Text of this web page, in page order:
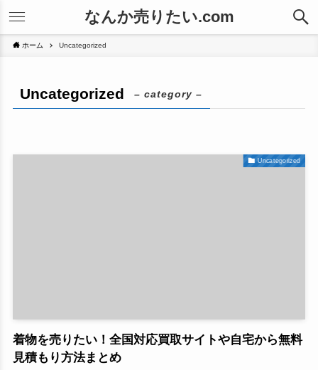
なんか売りたい.com
ホーム Uncategorized
Uncategorized – category –
Uncategorized
着物を売りたい！全国対応買取サイトや自宅から無料
見積もり方法まとめ